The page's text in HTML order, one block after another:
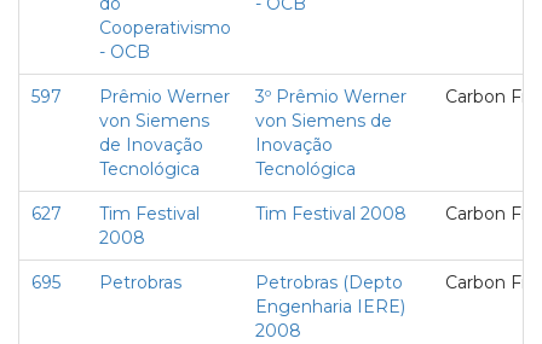
Cooperativismo
- OCB
597
Prêmio Werner
von Siemens
de Inovação
Tecnológica
3º Prêmio Werner
von Siemens de
Inovação
Tecnológica
Carbon
627
Tim Festival
2008
Tim Festival 2008 Carbon
695 Petrobras
Petrobras (Depto
Engenharia IERE)
2008
Carbon